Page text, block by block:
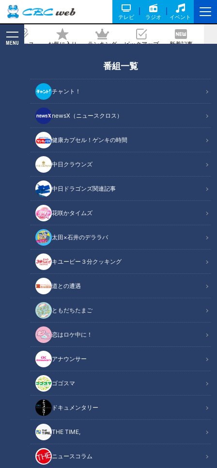
テレビ ラジオ イベント
ニュース お気に入り ランキング ピックアップ 新着記事
MENU
番組一覧
チャント！
newsX（ニュースクロス）
健康カプセル！ゲンキの時間
中日クラウンズ
中日ドラゴンズ関連記事
花咲かタイムズ
太田×石井のデララバ
キユーピー３分クッキング
道との遭遇
ともだちたまご
恋はロケ中に！
アナウンサー
ゴゴスマ
ドキュメンタリー
THE TIME,
ニュースコラム
語る結婚式
2026/05/20 06:02
RadiChubu（ラジチューブ）
つボイノリオの聞けば聞くほど
多くの人にとって一生に一度の晴れ舞台、結婚式。愛するふた
りが結ばれるこの素晴らしい日に、実は新郎新婦以上に緊張し
ている人たちがいます。それはズバリ、新郎新婦の両親。5月
18日放送のＣＢＣラジオ『つボイノリオの聞けば聞くほど』で
は、つボイノリオと小高直子アナウンサーが山本衿奈とともに
「親目線の結婚式」を語ります。
関連リンク この記事をradiko（ラジコ）で聴く
ハレの日に
バージンロードにて
間違えても慌てずに
オススメ関連コンテンツ
ハレの日に
トークのきっかけとなったリスナーからの投稿には、こう記さ
れていました。